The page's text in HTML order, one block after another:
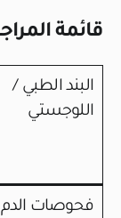
قائمة
البند الطبي /
اللوجستي
فحوصات الدم